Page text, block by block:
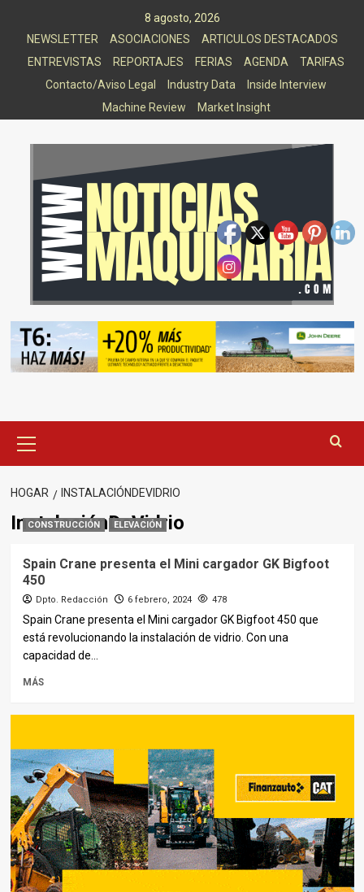
8 agosto, 2026
NEWSLETTER
ASOCIACIONES
ARTICULOS DESTACADOS
ENTREVISTAS
REPORTAJES FERIAS AGENDA
TARIFAS
Contacto/Aviso Legal
Industry Data
Inside Interview
Machine Review
Market Insight
principal
HOGAR INSTALACIÓNDEVIDRIO
InstalaciónDeVidrio
CONSTRUCCIÓN ELEVACIÓN
Spain Crane presenta el Mini cargador GK Bigfoot
450
Dpto. Redacción 6 febrero, 2024 478
Spain Crane presenta el Mini cargador GK Bigfoot 450 que
está revolucionando la instalación de vidrio. Con una
capacidad de...
MÁS